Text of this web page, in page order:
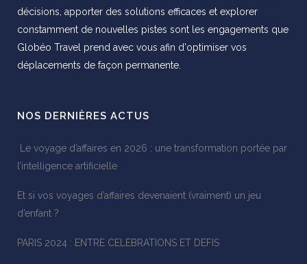
décisions, apporter des solutions efficaces et explorer
constamment de nouvelles pistes sont les engagements que
Globéo Travel prend avec vous afin d'optimiser vos
déplacements de façon permanente.
NOS DERNIÈRES ACTUS
Le voyage d’affaires en 2026 : une transformation portée par
l’intelligence artificielle
Et si vos voyages d’affaires devenaient (vraiment) un jeu
d’enfant ?
PARIS 2024 : ENTRE CELEBRATIONS ET DEFIS